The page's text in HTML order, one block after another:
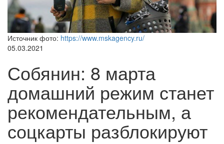
Источник фото: https://www.mskagency.ru/
05.03.2021
Собянин: 8 марта
домашний режим станет
рекомендательным, а
соцкарты разблокируют